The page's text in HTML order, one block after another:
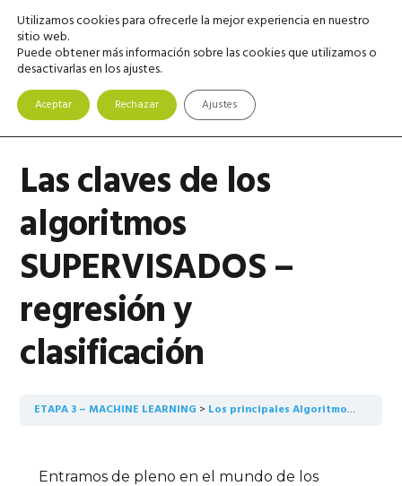
Saltar
navegación
principal
Saltar
contenido
principal
Saltar
barra
lateral
principal
MENU
Las claves de los
algoritmos
SUPERVISADOS –
regresión y
clasificación
ETAPA 3 – MACHINE LEARNING Los principales Algoritmos con Conceptos Claros
Entramos de pleno en el mundo de los
Utilizamos cookies para ofrecerle la mejor experiencia en nuestro
sitio web.
Puede obtener más información sobre las cookies que utilizamos o
desactivarlas en los ajustes.
Aceptar Rechazar Ajustes